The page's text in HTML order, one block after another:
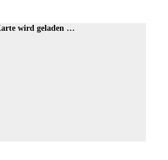
wird geladen …